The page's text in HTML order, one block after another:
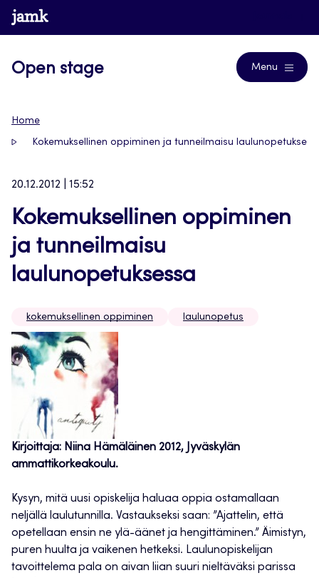
Siirry
suoraan
www.jamk.fi
Open stage Menu
Home
Kokemuksellinen oppiminen ja tunneilmaisu
20.12.2012 | 15:52
Kokemuksellinen oppiminen
ja tunneilmaisu
laulunopetuksessa
kokemuksellinen oppiminen laulunopetus
Kirjoittaja: Niina Hämäläinen 2012, Jyväskylän
ammattikorkeakoulu.
Kysyn, mitä uusi opiskelija haluaa oppia ostamallaan
neljällä laulutunnilla. Vastaukseksi saan: ”Ajattelin, että
opetellaan ensin ne ylä-äänet ja hengittäminen.” Äimistyn,
puren huulta ja vaikenen hetkeksi. Laulunopiskelijan
tavoittelema pala on aivan liian suuri nieltäväksi parissa